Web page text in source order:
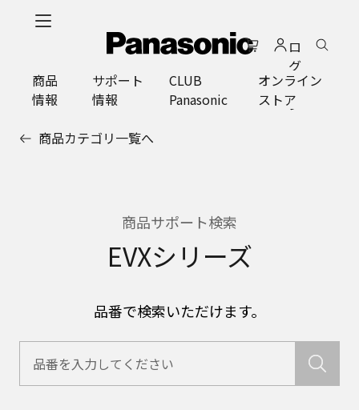
ロ
グ
イ
ン
商品
情報
サポート
情報
CLUB
Panasonic
オンライン
ストア
商品カテゴリ一覧へ
商品サポート検索
EVXシリーズ
品番で検索いただけます。